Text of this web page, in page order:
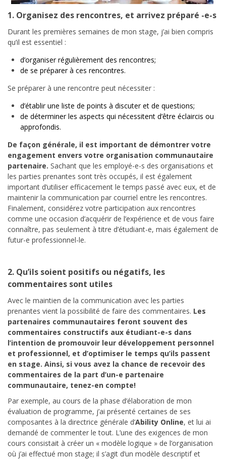
1. Organisez des rencontres, et arrivez préparé -e-s
Durant les premières semaines de mon stage, j’ai bien compris
qu’il est essentiel :
d’organiser régulièrement des rencontres;
de se préparer à ces rencontres.
Se préparer à une rencontre peut nécessiter :
d’établir une liste de points à discuter et de questions;
de déterminer les aspects qui nécessitent d’être éclaircis ou
approfondis.
De façon générale, il est important de démontrer votre
engagement envers votre organisation communautaire
partenaire. Sachant que les employé-e-s des organisations et
les parties prenantes sont très occupés, il est également
important d’utiliser efficacement le temps passé avec eux, et de
maintenir la communication par courriel entre les rencontres.
Finalement, considérez votre participation aux rencontres
comme une occasion d’acquérir de l’expérience et de vous faire
connaître, pas seulement à titre d’étudiant-e, mais également de
futur-e professionnel-le.
2. Qu’ils soient positifs ou négatifs, les
commentaires sont utiles
Avec le maintien de la communication avec les parties
prenantes vient la possibilité de faire des commentaires. Les
partenaires communautaires feront souvent des
commentaires constructifs aux étudiant-e-s dans
l’intention de promouvoir leur développement personnel
et professionnel, et d’optimiser le temps qu’ils passent
en stage. Ainsi, si vous avez la chance de recevoir des
commentaires de la part d’un-e partenaire
communautaire, tenez-en compte!
Par exemple, au cours de la phase d’élaboration de mon
évaluation de programme, j’ai présenté certaines de ses
composantes à la directrice générale d’Ability Online, et lui ai
demandé de commenter le tout. L’une des exigences de mon
cours consistait à créer un « modèle logique » de l’organisation
où j’ai effectué mon stage; il s’agit d’un modèle descriptif et